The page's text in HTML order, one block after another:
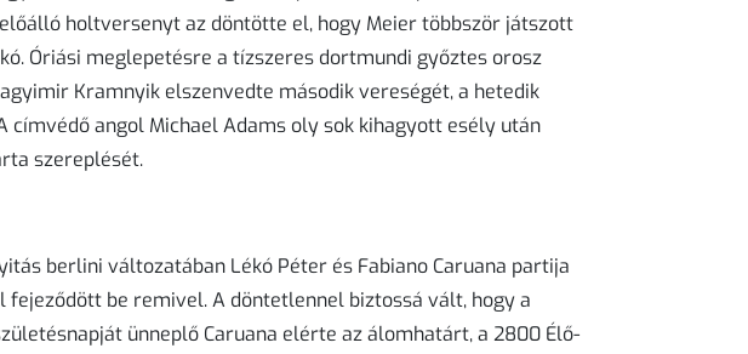
holtversenyt az döntötte el, hogy Meier többször játszott
Óriási meglepetésre a tízszeres dortmundi győztes orosz
Kramnyik elszenvedte második vereségét, a hetedik
címvédő angol Michael Adams oly sok kihagyott esély után
szereplését.
berlini változatában Lékó Péter és Fabiano Caruana partija
fejeződött be remivel. A döntetlennel biztossá vált, hogy a
ünneplő Caruana elérte az álomhatárt, a 2800 Élő-